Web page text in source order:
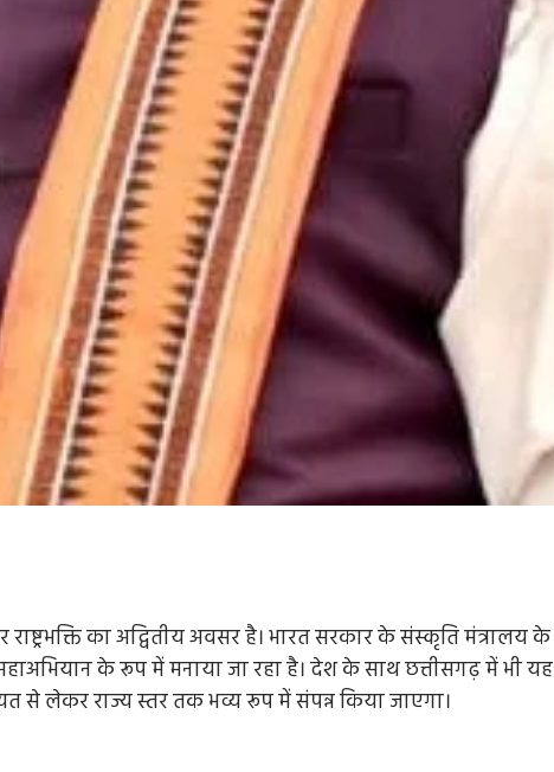
का अद्वितीय अवसर है। भारत सरकार के संस्कृति मंत्रालय के
के रूप में मनाया जा रहा है। देश के साथ छत्तीसगढ़ में भी यह
से लेकर राज्य स्तर तक भव्य रूप में संपन्न किया जाएगा।